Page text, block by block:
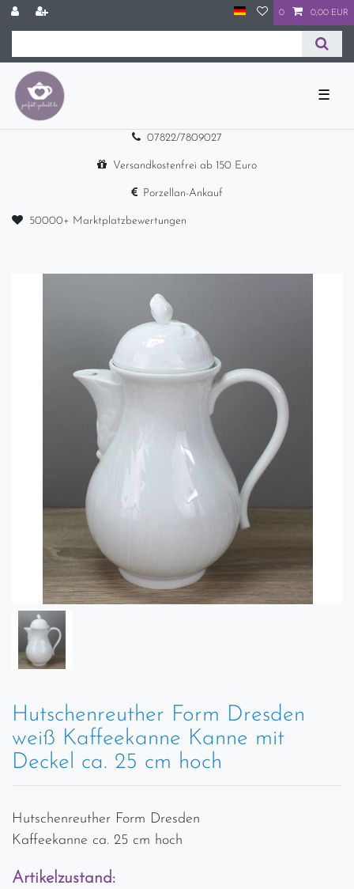
0 0,00 EUR
☰
07822/7809027
Versandkostenfrei ab 150 Euro
Porzellan-Ankauf
50000+ Marktplatzbewertungen
Hutschenreuther Form Dresden
weiß Kaffeekanne Kanne mit
Deckel ca. 25 cm hoch
Hutschenreuther Form Dresden
Kaffeekanne ca. 25 cm hoch
Artikelzustand: